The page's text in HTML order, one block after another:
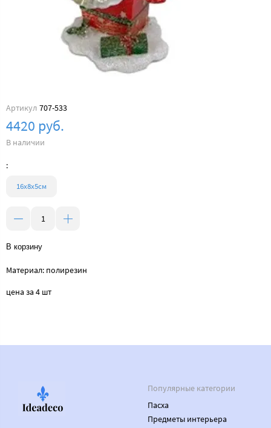
Артикул 707-533
4420 руб.
В наличии
:
16х8х5см
В корзину
Материал: полирезин
цена за 4 шт
Популярные категории
Пасха
Предметы интерьера